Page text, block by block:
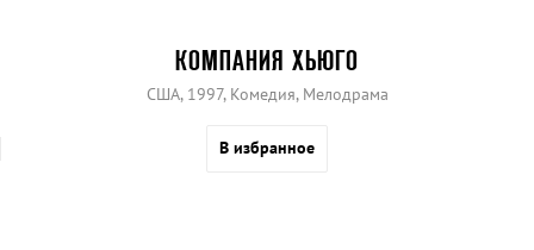
КОМПАНИЯ ХЬЮГО
США, 1997, Комедия, Мелодрама
В избранное